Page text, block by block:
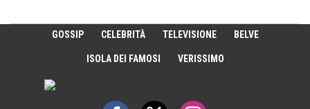
GOSSIP CELEBRITÀ TELEVISIONE BELVE
ISOLA DEI FAMOSI VERISSIMO